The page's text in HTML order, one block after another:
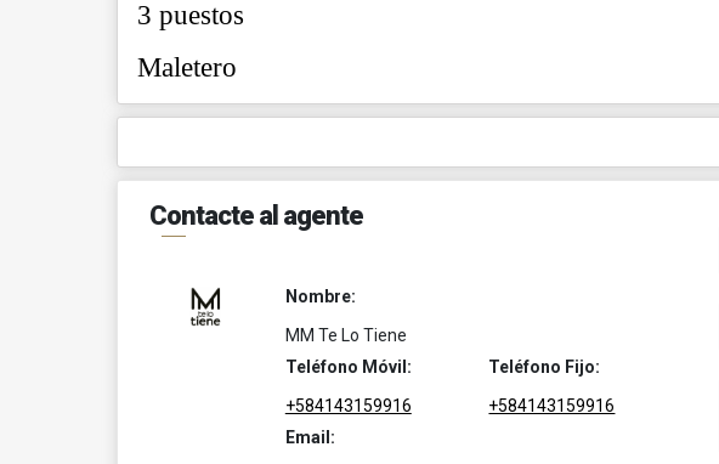
3 puestos
Maletero
Contacte al agente
Nombre:
MM Te Lo Tiene
Teléfono Móvil:
+584143159916
Teléfono Fijo:
+584143159916
Email: